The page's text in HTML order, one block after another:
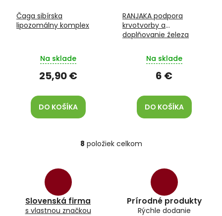
Čaga sibírska
lipozomálny komplex
Na sklade
25,90 €
DO KOŠÍKA
RANJAKA podpora
krvotvorby a
doplňovanie železa
Na sklade
6 €
DO KOŠÍKA
O
8 položiek celkom
Slovenská firma
s vlastnou značkou
Prírodné produkty
Rýchle dodanie